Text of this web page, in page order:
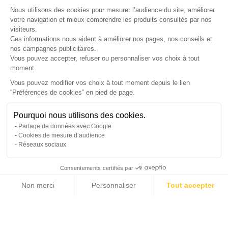
Nous utilisons des cookies pour mesurer l’audience du site, améliorer
votre navigation et mieux comprendre les produits consultés par nos
visiteurs.
Ces informations nous aident à améliorer nos pages, nos conseils et
nos campagnes publicitaires.
Vous pouvez accepter, refuser ou personnaliser vos choix à tout
moment.
Vous pouvez modifier vos choix à tout moment depuis le lien
“Préférences de cookies” en pied de page.
Pourquoi nous utilisons des cookies.
Partage de données avec Google
Cookies de mesure d’audience
Réseaux sociaux
Consentements certifiés par
Non merci Personnaliser Tout accepter
Gérer mes cookies
LETTRE D'INFORMATIONS
© Copyright 2026 France Galerie. Tous droits reservés.
Cliquez-ici pour modifier vos préférences en matière de cookies